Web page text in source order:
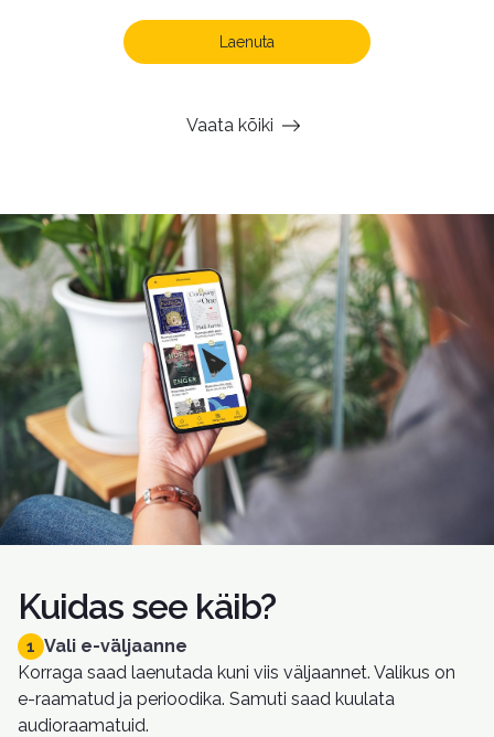
Laenuta
Vaata kõiki
Kuidas see käib?
1 Vali e-väljaanne
Korraga saad laenutada kuni viis väljaannet. Valikus on
e-raamatud ja perioodika. Samuti saad kuulata
audioraamatuid.